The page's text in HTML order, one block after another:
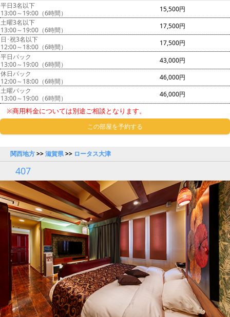
平日3名以下
13:00～19:00（6時間）
15,500円
土曜3名以下
13:00～19:00（6時間）
17,500円
日･祝3名以下
12:00～18:00（6時間）
17,500円
平日パック
13:00～19:00（6時間）
43,000円
休日パック
12:00～18:00（6時間）
46,000円
土曜パック
13:00～19:00（6時間）
46,000円
※商用料金については別途ご相談となります。
この部屋を予約する
関西地方>>滋賀県>> ロータス大津
407